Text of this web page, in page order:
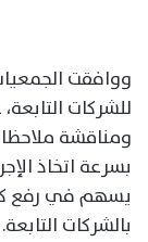
ووافقت
للشركات
ومناقشة
بسرعة اتخاذ
يسهم في رفع
بالشركات التابعة.